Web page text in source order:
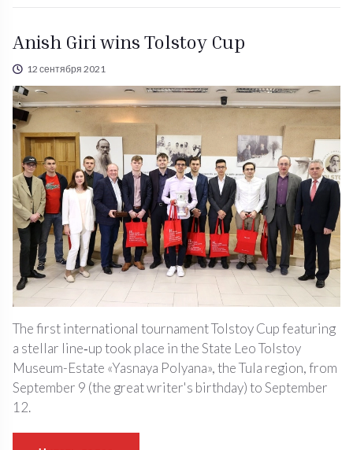
Anish Giri wins Tolstoy Cup
12 сентября 2021
The first international tournament Tolstoy Cup featuring
a stellar line‑up took place in the State Leo Tolstoy
Museum-Estate «Yasnaya Polyana», the Tula region, from
September 9 (the great writer's birthday) to September
12.